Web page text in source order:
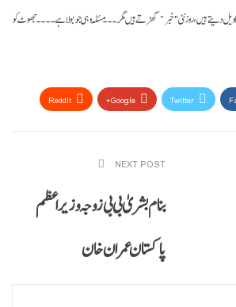
دیتے ہیں، روز نئی "خبر” گھڑتے ہیں مگر۔۔۔ مسئلہ وہی جو بولا ہے۔۔۔۔جھوٹ کو
Twitter
Google+
ReddIt
NEXT POST
بنام بشریٰ بی بی زوجہ وزیراعظم
پاکستان عمران خان